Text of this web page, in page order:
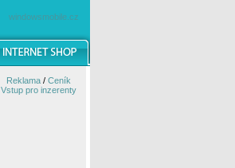
windowsmobile.cz
Reklama/ Ceník
Vstup pro inzerenty